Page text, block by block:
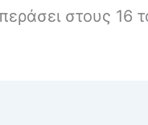
στους 16